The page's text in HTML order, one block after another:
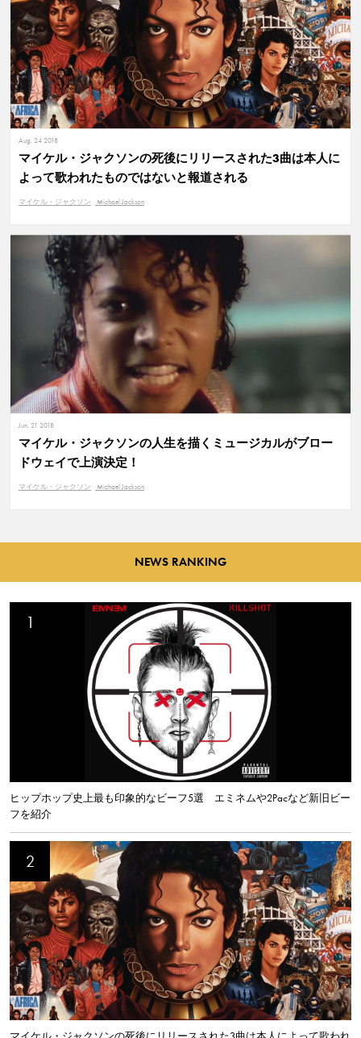
Aug. 24 2018
マイケル・ジャクソンの死後にリリースされた3曲は本人に
よって歌われたものではないと報道される
マイケル・ジャクソン Michael Jackson
Jun. 21 2018
マイケル・ジャクソンの人生を描くミュージカルがブロー
ドウェイで上演決定！
マイケル・ジャクソン Michael Jackson
NEWS RANKING
ヒップホップ史上最も印象的なビーフ5選 エミネムや2Pacなど新旧ビー
フを紹介